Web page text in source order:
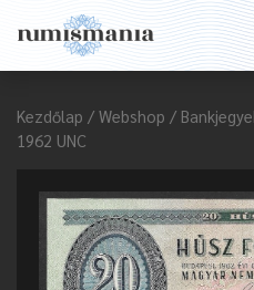
Kezdőlap / Webshop /
1962 UNC